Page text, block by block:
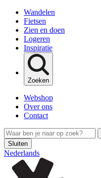
Wandelen
Fietsen
Zien en doen
Logeren
Inspiratie
Zoeken
Webshop
Over ons
Contact
Sluiten
Nederlands